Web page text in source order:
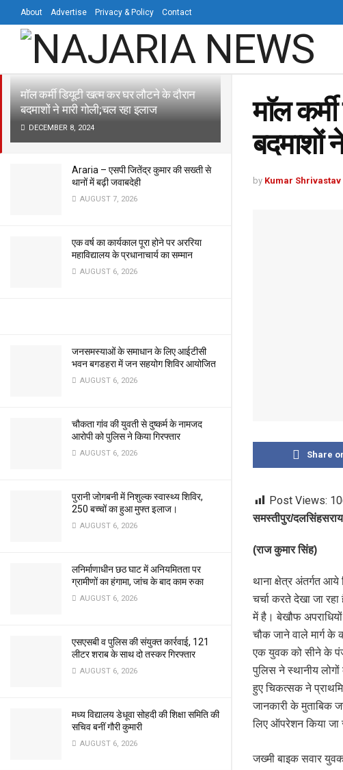
LATEST TRENDING Filter
माॅल कर्मी डियूटी खत्म कर घर लौटने के दौरान
बदमाशों ने मारी गोली;चल रहा इलाज
DECEMBER 8, 2024
Araria – एसपी जितेंद्र कुमार की सख्ती से
थानों में बढ़ी जवाबदेही
AUGUST 7, 2026
एक वर्ष का कार्यकाल पूरा होने पर अररिया
महाविद्यालय के प्रधानाचार्य का सम्मान
AUGUST 6, 2026
जनसमस्याओं के समाधान के लिए आईटीसी
भवन बगडहरा में जन सहयोग शिविर आयोजित
AUGUST 6, 2026
चौकता गांव की युवती से दुष्कर्म के नामजद
आरोपी को पुलिस ने किया गिरफ्तार
AUGUST 6, 2026
पुरानी जोगबनी में निशुल्क स्वास्थ्य शिविर,
250 बच्चों का हुआ मुफ्त इलाज।
AUGUST 6, 2026
लनिर्माणाधीन छठ घाट में अनियमितता पर
ग्रामीणों का हंगामा, जांच के बाद काम रुका
AUGUST 6, 2026
एसएसबी व पुलिस की संयुक्त कार्रवाई, 121
लीटर शराब के साथ दो तस्कर गिरफ्तार
AUGUST 6, 2026
मध्य विद्यालय डेधूवा सोहदी की शिक्षा समिति की
सचिव बनीं गौरी कुमारी
AUGUST 6, 2026
About Advertise Privacy & Policy Contact
माॅल
बदमाशों
by Kumar Shrivastav
Share
Post Views:
समस्तीपुर/दलसिंहसराय
(राज कुमार सिंह)
थाना क्षेत्र अंतर्गत आये
चर्चा करते देखा जा
में है। बेखौफ
चौक जाने वाले मार्ग के
एक युवक को सीने के
पुलिस ने स्थानीय
हुए चिकत्सक ने
जानकारी के मुताबिक
लिए ऑपरेशन किया जा
जख्मी बाइक सवार